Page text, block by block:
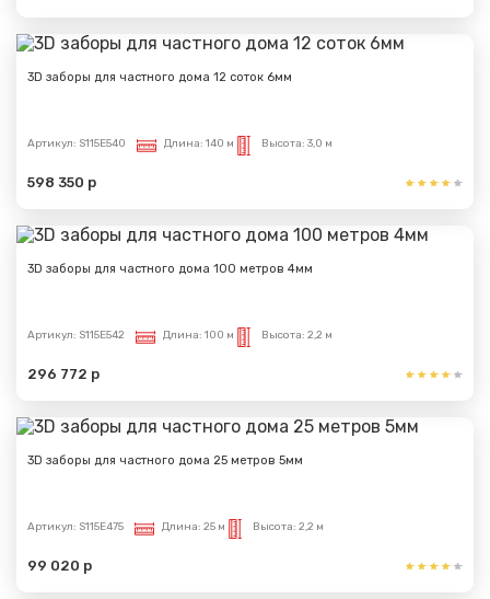
3D заборы для частного дома 12 соток 6мм
Артикул: S115E540 Длина: 140 м Высота: 3,0 м
598 350 р
3D заборы для частного дома 100 метров 4мм
Артикул: S115E542 Длина: 100 м Высота: 2,2 м
296 772 р
3D заборы для частного дома 25 метров 5мм
Артикул: S115E475 Длина: 25 м Высота: 2,2 м
99 020 р